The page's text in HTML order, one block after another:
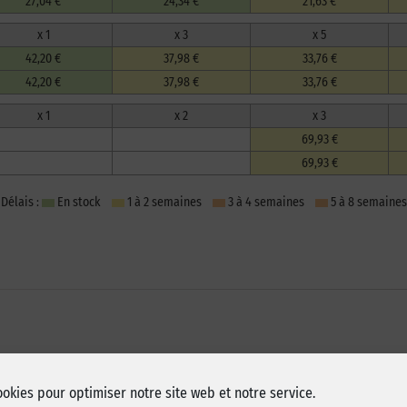
pour optimiser notre site web et notre service.
x 1 x 3 x 5
42,20 € 37,98 € 33,76 €
42,20 € 37,98 € 33,76 €
x 1 x 2 x 3
69,93 €
69,93 €
Délais : En stock 1 à 2 semaines 3 à 4 semaines 5 à 8 semaines